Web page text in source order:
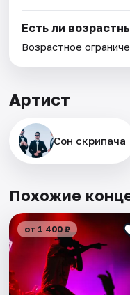
Есть ли
Возрастное
Артист
Сон скрипача
Похожие
от 1 400 ₽